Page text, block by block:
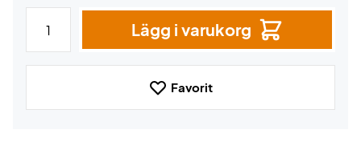
Lägg i varukorg
Favorit